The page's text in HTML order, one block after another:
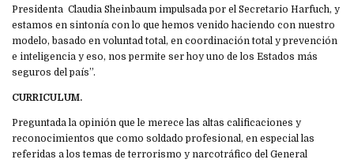
Presidenta Claudia Sheinbaum impulsada por el Secretario Harfuch, y
estamos en sintonía con lo que hemos venido haciendo con nuestro
modelo, basado en voluntad total, en coordinación total y prevención
e inteligencia y eso, nos permite ser hoy uno de los Estados más
seguros del país”.
CURRICULUM.
Preguntada la opinión que le merece las altas calificaciones y
reconocimientos que como soldado profesional, en especial las
referidas a los temas de terrorismo y narcotráfico del General